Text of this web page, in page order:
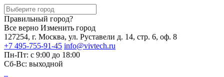
Правильный город?
Все верно Изменить город
127254, г. Москва, ул. Руставели д. 14, стр. 6, оф. 8
+7 495-755-91-45 info@vivtech.ru
Пн-Пт: с 9:00 до 18:00
Сб-Вс: выходной